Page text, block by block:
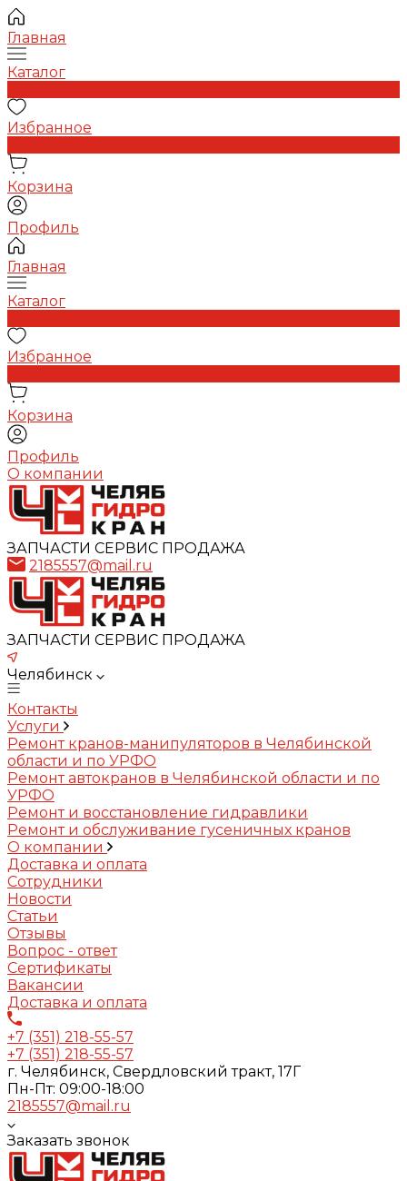
Главная
Каталог
Избранное
Корзина
Профиль
Главная
Каталог
Избранное
Корзина
Профиль
О компании
ЗАПЧАСТИ СЕРВИС ПРОДАЖА
2185557@mail.ru
ЗАПЧАСТИ СЕРВИС ПРОДАЖА
Челябинск
Контакты
Услуги
Ремонт кранов-манипуляторов в Челябинской
области и по УРФО
Ремонт автокранов в Челябинской области и по
УРФО
Ремонт и восстановление гидравлики
Ремонт и обслуживание гусеничных кранов
О компании
Доставка и оплата
Сотрудники
Новости
Статьи
Отзывы
Вопрос - ответ
Сертификаты
Вакансии
Доставка и оплата
+7 (351) 218-55-57
+7 (351) 218-55-57
г. Челябинск, Свердловский тракт, 17Г
Пн-Пт: 09:00-18:00
2185557@mail.ru
Заказать звонок